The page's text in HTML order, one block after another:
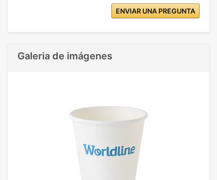
ENVIAR UNA PREGUNTA
Galeria de imágenes